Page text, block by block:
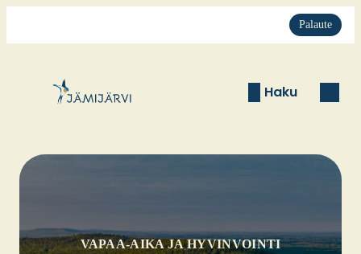
Palaute
Haku
VAPAA-AIKA JA HYVINVOINTI